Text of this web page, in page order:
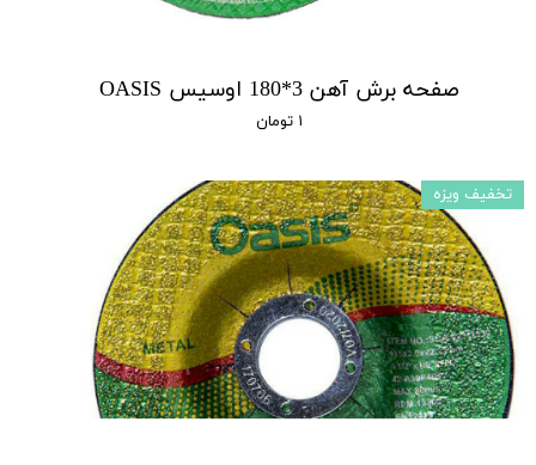
صفحه برش آهن 3*180 اوسیس OASIS
۱ تومان
تخفیف ویزه